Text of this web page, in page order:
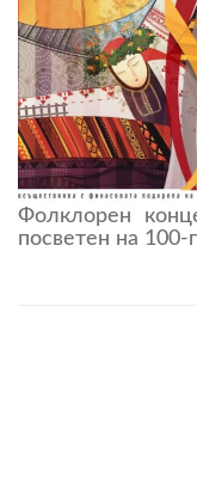
Фолклорен
посветен на 100-